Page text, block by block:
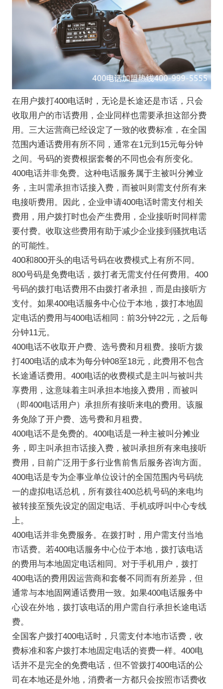
在用户拨打400电话时，无论是长途还是市话，只会
收取用户的市话费用，企业同样也需要承担这部分费
用。三大运营商已经设定了一致的收费标准，在全国
范围内通话费用有所不同，通常在1元到15元每分钟
之间。号码的资费根据套餐的不同也会有所变化。
400电话并非免费。这种电话服务属于主被叫分摊业
务，主叫需承担市话接入费，而被叫则需支付所有来
电接听费用。因此，企业申请400电话时需支付相关
费用，用户拨打时也会产生费用，企业接听时同样需
要付费。收取这些费用有助于减少企业接到骚扰电话
的可能性。
400和800开头的电话号码在收费模式上有所不同。
800号码是免费电话，拨打者无需支付任何费用。400
号码的拨打电话费用不由拨打者承担，而是由接听方
支付。如果400电话服务中心位于本地，拨打本地固
定电话的费用与400电话相同：前3分钟22元，之后每
分钟11元。
400电话不收取开户费、选号费和月租费。接听方拨
打400电话的成本为每分钟08至18元，此费用不包含
长途通话费用。400电话的收费模式是主叫与被叫共
享费用，这意味着主叫承担本地接入费用，而被叫
（即400电话用户）承担所有接听来电的费用。该服
务免除了开户费、选号费和月租费。
400电话不是免费的。400电话是一种主被叫分摊业
务，即主叫承担市话接入费，被叫承担所有来电接听
费用，目前广泛用于多行业售前售后服务咨询方面。
400电话是专为企事业单位设计的全国范围内号码统
一的虚拟电话总机，所有拨往400总机号码的来电均
被转接至预先设定的固定电话、手机或呼叫中心专线
上。
400电话并非免费服务。在拨打时，用户需支付当地
市话费。若400电话服务中心位于本地，拨打该电话
的费用与本地固定电话相同。对于手机用户，拨打
400电话的费用因运营商和套餐不同而有所差异，但
通常与本地固网通话费用一致。如果400电话服务中
心设在外地，拨打该电话的用户需自行承担长途电话
费。
全国客户拨打400电话时，只需支付本地市话费，收
费标准和客户拨打本地固定电话的资费一样。400电
话并不是完全的免费电话，但不管拨打400电话的公
司在本地还是外地，消费者一方都只会按照市话费收